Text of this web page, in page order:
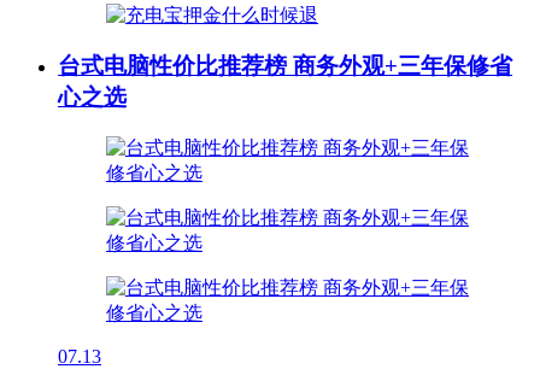
台式电脑性价比推荐榜 商务外观+三年保修省
心之选
07.13